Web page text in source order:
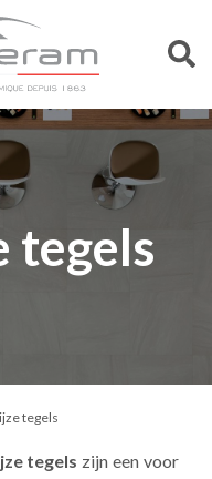
tegels
tegels
tegels zijn een voor